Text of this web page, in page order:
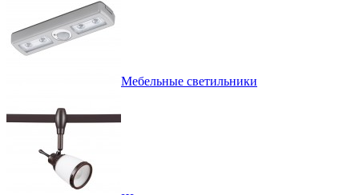
Мебельные светильники